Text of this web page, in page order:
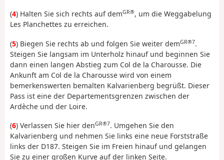
(4) Halten Sie sich rechts auf demGR®, um die Weggabelung
Les Planchettes zu erreichen.
(5) Biegen Sie rechts ab und folgen Sie weiter demGR®7.
Steigen Sie langsam im Unterholz hinauf und beginnen Sie
dann einen langen Abstieg zum Col de la Charousse. Die
Ankunft am Col de la Charousse wird von einem
bemerkenswerten bemalten Kalvarienberg begrüßt. Dieser
Pass ist eine der Departementsgrenzen zwischen der
Ardèche und der Loire.
(6) Verlassen Sie hier denGR®7. Umgehen Sie den
Kalvarienberg und nehmen Sie links eine neue Forststraße
links der D187. Steigen Sie im Freien hinauf und gelangen
Sie zu einer großen Kurve auf der linken Seite.